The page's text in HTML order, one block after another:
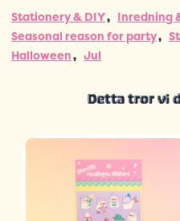
Stationery & DIY
Inredning
Seasonal reason for party
Halloween
Jul
Detta tror vi